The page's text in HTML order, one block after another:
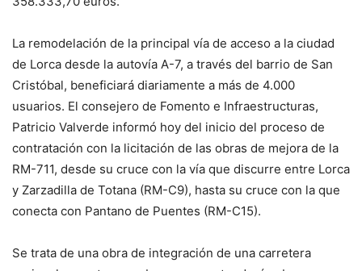
La remodelación de la principal vía de acceso a la ciudad
de Lorca desde la autovía A-7, a través del barrio de San
Cristóbal, beneficiará diariamente a más de 4.000
usuarios. El consejero de Fomento e Infraestructuras,
Patricio Valverde informó hoy del inicio del proceso de
contratación con la licitación de las obras de mejora de la
RM-711, desde su cruce con la vía que discurre entre Lorca
y Zarzadilla de Totana (RM-C9), hasta su cruce con la que
conecta con Pantano de Puentes (RM-C15).
Se trata de una obra de integración de una carretera